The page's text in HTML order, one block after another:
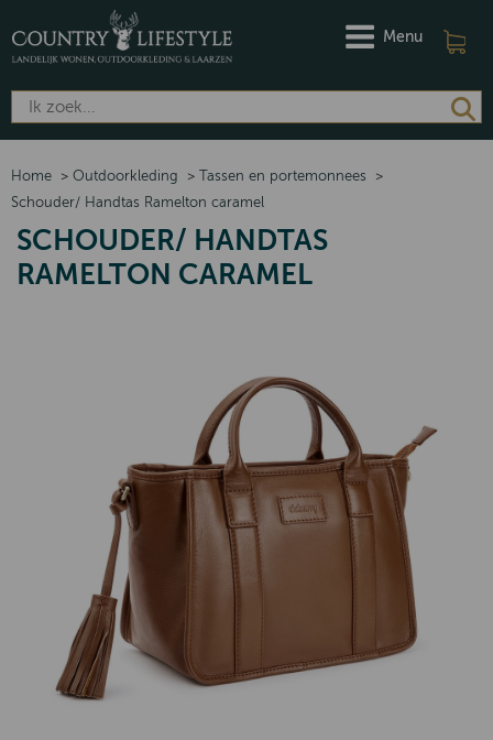
Menu
Home > Outdoorkleding > Tassen en portemonnees
>
Schouder/ Handtas Ramelton caramel
SCHOUDER/ HANDTAS
RAMELTON CARAMEL